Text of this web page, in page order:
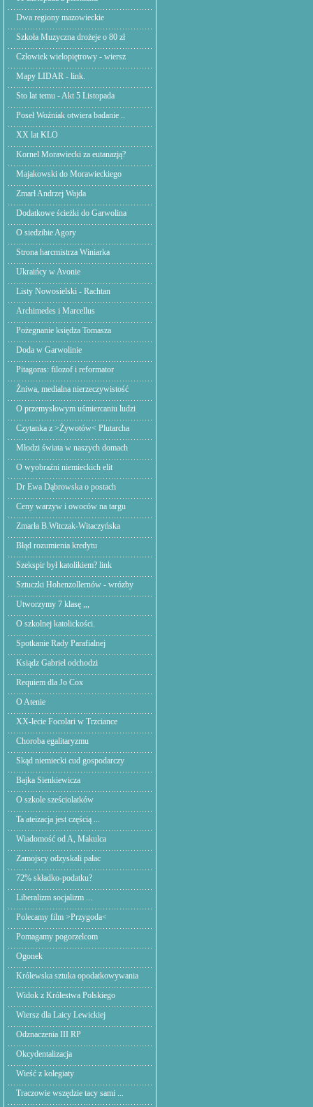
Dwa regiony mazowieckie
Szkoła Muzyczna drożeje o 80 zł
Człowiek wielopiętrowy - wiersz
Mapy LIDAR - link.
Sto lat temu - Akt 5 Listopada
Poseł Woźniak otwiera badanie ..
XX lat KLO
Kornel Morawiecki za eutanazją?
Majakowski do Morawieckiego
Zmarł Andrzej Wajda
Dodatkowe ścieżki do Garwolina
O siedzibie Agory
Strona harcmistrza Winiarka
Ukraińcy w Avonie
Listy Nowosielski - Rachtan
Archimedes i Marcellus
Pożegnanie księdza Tomasza
Doda w Garwolinie
Pitagoras: filozof i reformator
Żniwa, medialna nierzeczywistość
O przemysłowym uśmiercaniu ludzi
Czytanka z >Żywotów< Plutarcha
Młodzi świata w naszych domach
O wyobraźni niemieckich elit
Dr Ewa Dąbrowska o postach
Ceny warzyw i owoców na targu
Zmarła B.Witczak-Witaczyńska
Błąd rozumienia kredytu
Szekspir był katolikiem? link
Sztuczki Hohenzollernów - wrózby
Utworzymy 7 klasę ,,,
O szkolnej katolickości.
Spotkanie Rady Parafialnej
Ksiądz Gabriel odchodzi
Requiem dla Jo Cox
O Atenie
XX-lecie Focolari w Trzciance
Choroba egalitaryzmu
Skąd niemiecki cud gospodarczy
Bajka Sienkiewicza
O szkole sześciolatków
Ta ateizacja jest częścią ...
Wiadomość od A, Makulca
Zamojscy odzyskali pałac
72% składko-podatku?
Liberalizm socjalizm ...
Polecamy film >Przygoda<
Pomagamy pogorzelcom
Ogonek
Królewska sztuka opodatkowywania
Widok z Królestwa Polskiego
Wiersz dla Laicy Lewickiej
Odznaczenia III RP
Okcydentalizacja
Wieść z kolegiaty
Traczowie wszędzie tacy sami ...